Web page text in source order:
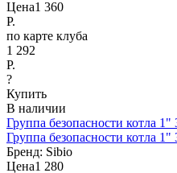
Цена1 360
Р.
по карте клуба
1 292
Р.
?
Купить
В наличии
Группа безопасности котла 1"
Группа безопасности котла 1"
Бренд: Sibio
Цена1 280